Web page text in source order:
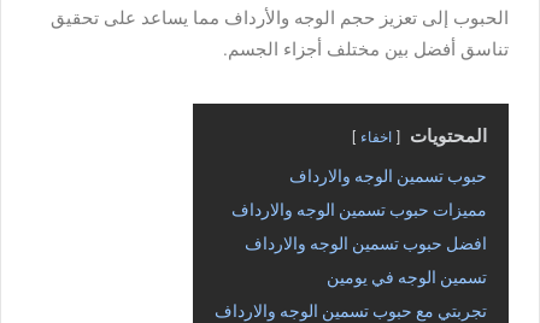
الحبوب إلى تعزيز حجم الوجه والأرداف مما يساعد على تحقيق
تناسق أفضل بين مختلف أجزاء الجسم.
المحتويات اخفاء
حبوب تسمين الوجه والارداف
مميزات حبوب تسمين الوجه والارداف
افضل حبوب تسمين الوجه والارداف
تسمين الوجه في يومين
تجربتي مع حبوب تسمين الوجه والارداف